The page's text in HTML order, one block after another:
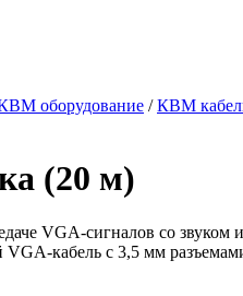
оборудование / КВМ
(20 м)
VGA-сигналов со
кабель с 3,5 мм